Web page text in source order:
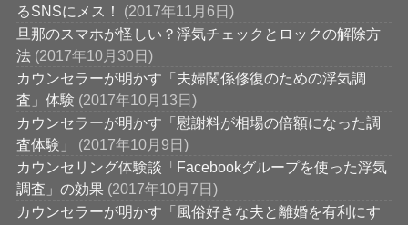
るSNSにメス！
(2017年11月6日)
旦那のスマホが怪しい？浮気チェックとロックの解除方
法 (2017年10月30日)
カウンセラーが明かす「夫婦関係修復のための浮気調
査」体験 (2017年10月13日)
カウンセラーが明かす「慰謝料が相場の倍額になった調
査体験」
(2017年10月9日)
カウンセリング体験談「Facebookグループを使った浮気
調査」の効果 (2017年10月7日)
カウンセラーが明かす「風俗好きな夫と離婚を有利にす